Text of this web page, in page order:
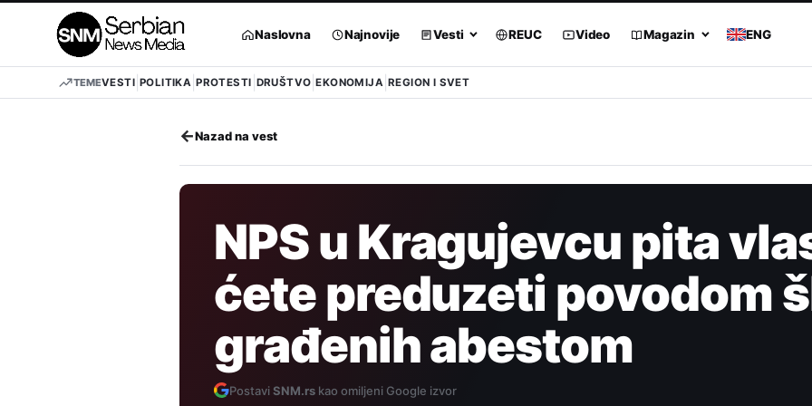
Naslovna Najnovije Vesti REUC Video Magazin ENG
TEMEVESTI POLITIKA PROTESTI DRUŠTVO EKONOMIJA REGION I SVET
←Nazad na vest
NPS u Kragujevcu pita
ćete preduzeti povodom
građenih abestom
PostaviSNM.rs kao omiljeni Google izvor